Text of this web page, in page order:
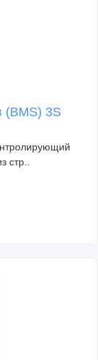
его низкое
для
(BMS) 3S
стр..